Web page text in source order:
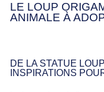
LE LOUP
ANIMALE À
DE LA STATUE
INSPIRATIONS